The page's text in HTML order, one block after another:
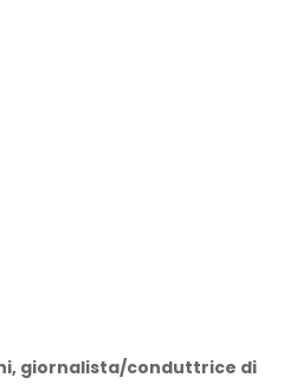
giornalista/conduttrice di